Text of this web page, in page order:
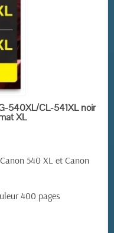
540XL/CL-541XL noir
XL
Canon 540 XL et Canon
400 pages